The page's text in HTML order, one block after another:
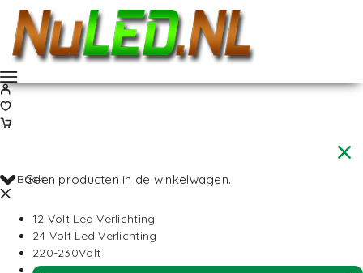
Geen producten in de winkelwagen.
Back
12 Volt Led Verlichting
24 Volt Led Verlichting
220-230Volt